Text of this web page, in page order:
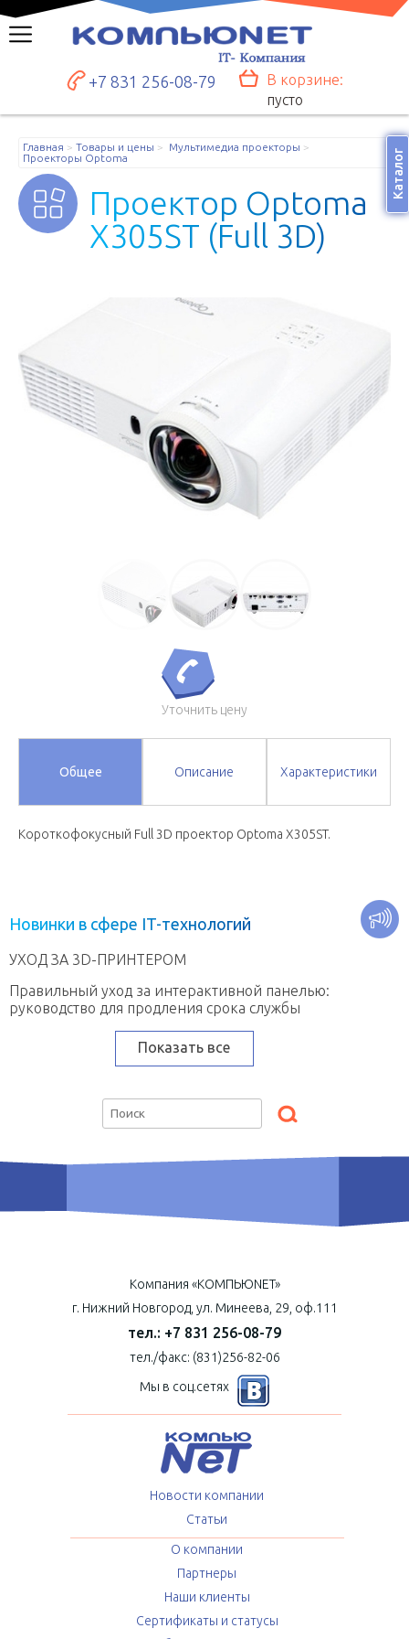
+7 831 256-08-79
В корзине:
пусто
Новинки в сфере IT-технологий
УХОД ЗА 3D-ПРИНТЕРОМ
Правильный уход за интерактивной панелью:
руководство для продления срока службы
Показать все
Каталог
Главная Товары и цены
Мультимедиа проекторы
Проекторы Optoma
Проектор Optoma
X305ST (Full 3D)
Уточнить цену
Общее Описание Характеристики
Короткофокусный Full 3D проектор Optoma X305ST.
Компания «КОМПЬЮNET»
г. Нижний Новгород, ул. Минеева, 29, оф.111
тел.: +7 831 256-08-79
тел./факс: (831)256-82-06
Мы в соц.сетях
Новости компании
Статьи
О компании
Партнеры
Наши клиенты
Сертификаты и статусы